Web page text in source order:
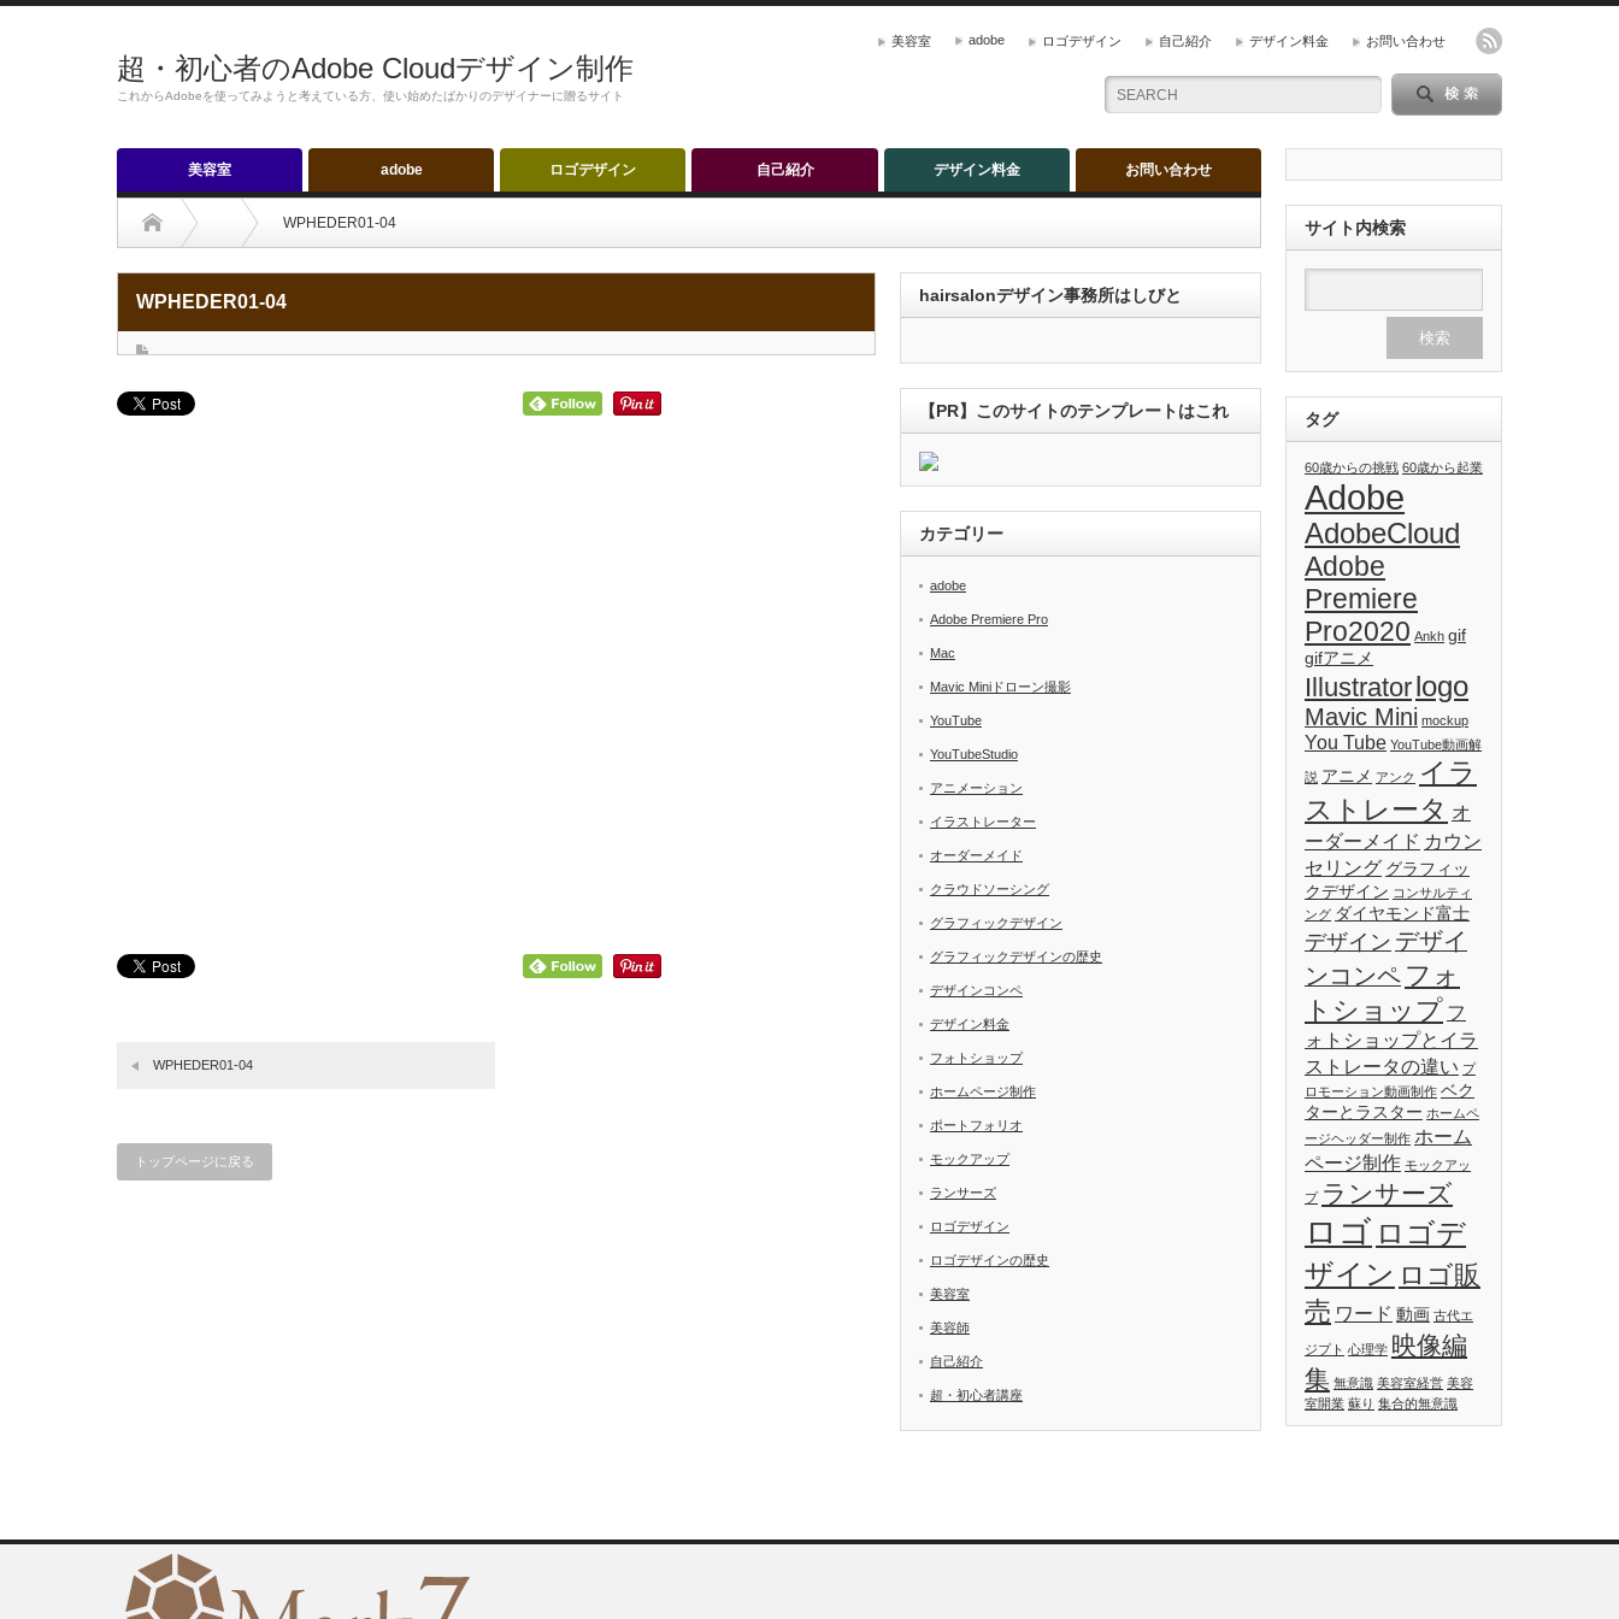
超・初心者のAdobe Cloudデザイン制作
これからAdobeを使ってみようと考えている方、使い始めたばかりのデザイナーに贈るサイト
美容室 adobe ロゴデザイン 自己紹介 デザイン料金 お問い合わせ
美容室 adobe ロゴデザイン 自己紹介 デザイン料金 お問い合わせ
WPHEDER01-04
WPHEDER01-04
WPHEDER01-04
トップページに戻る
hairsalonデザイン事務所はしびと
【PR】このサイトのテンプレートはこれ
カテゴリー
adobe
Adobe Premiere Pro
Mac
Mavic Miniドローン撮影
YouTube
YouTubeStudio
アニメーション
イラストレーター
オーダーメイド
クラウドソーシング
グラフィックデザイン
グラフィックデザインの歴史
デザインコンペ
デザイン料金
フォトショップ
ホームページ制作
ポートフォリオ
モックアップ
ランサーズ
ロゴデザイン
ロゴデザインの歴史
美容室
美容師
自己紹介
超・初心者講座
サイト内検索
タグ
60歳からの挑戦 60歳から起業
Adobe
AdobeCloud
Adobe
Premiere
Pro2020 Ankh gif
gifアニメ
Illustratorlogo
Mavic Mini mockup
You Tube YouTube動画解
説 アニメ アンク イラ
ストレータ オ
ーダーメイド カウン
セリング グラフィッ
クデザイン コンサルティ
ング ダイヤモンド富士
デザイン デザイ
ンコンペ フォ
トショップ フ
ォトショップとイラ
ストレータの違い プ
ロモーション動画制作 ベク
ターとラスター ホームペ
ージヘッダー制作 ホーム
ページ制作 モックアッ
プ ランサーズ
ロゴ ロゴデ
ザイン ロゴ販
売 ワード 動画 古代エ
ジプト 心理学 映像編
集 無意識 美容室経営 美容
室開業 蘇り 集合的無意識